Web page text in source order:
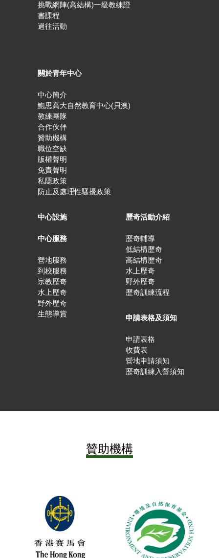
挑戰網陣(高結構)一級教練證
書課程
過往活動
關於青年中心
中心簡介
鮑思高大自然教育中心(貝澳)
教練團隊
合作伙伴
贊助機構
職位空缺
版權聲明
免責聲明
私隱政策
防止及處理性騷擾政策
中心設施
中心服務
營地服務
到校服務
宗教歷奇
水上歷奇
野外歷奇
生態導賞
歷奇活動介紹
歷奇輔導
低結構歷奇
高結構歷奇
水上歷奇
野外歷奇
歷奇訓練流程
申請表格及須知
申請表格
收費表
營地申請須知
歷奇訓練入營須知
贊助機構